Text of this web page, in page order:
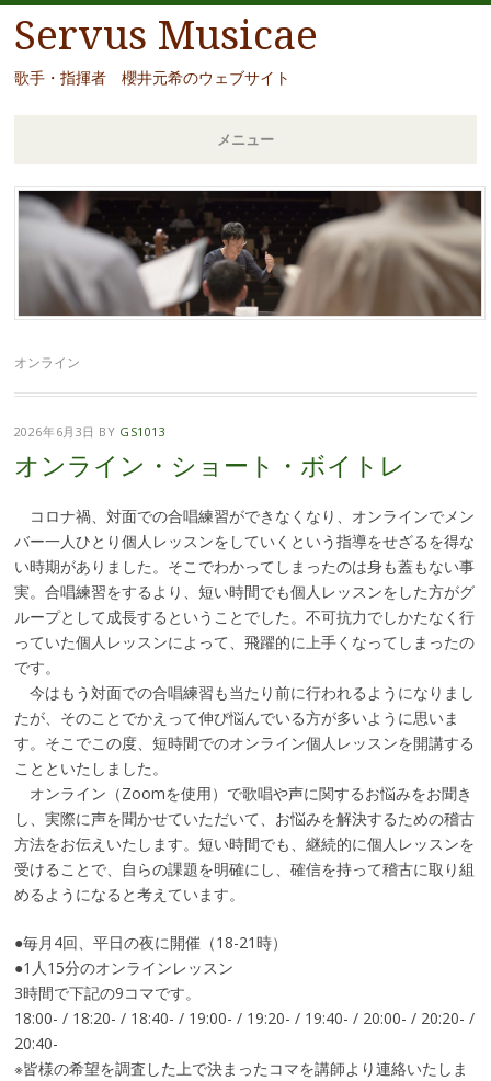
Servus Musicae
歌手・指揮者 櫻井元希のウェブサイト
メニュー
コ
ン
テ
移
オンライン
2026年6月3日 BY GS1013
オンライン・ショート・ボイトレ
コロナ禍、対面での合唱練習ができなくなり、オンラインでメン
バー一人ひとり個人レッスンをしていくという指導をせざるを得な
い時期がありました。そこでわかってしまったのは身も蓋もない事
実。合唱練習をするより、短い時間でも個人レッスンをした方がグ
ループとして成長するということでした。不可抗力でしかたなく行
っていた個人レッスンによって、飛躍的に上手くなってしまったの
です。
今はもう対面での合唱練習も当たり前に行われるようになりまし
たが、そのことでかえって伸び悩んでいる方が多いように思いま
す。そこでこの度、短時間でのオンライン個人レッスンを開講する
ことといたしました。
オンライン（Zoomを使用）で歌唱や声に関するお悩みをお聞き
し、実際に声を聞かせていただいて、お悩みを解決するための稽古
方法をお伝えいたします。短い時間でも、継続的に個人レッスンを
受けることで、自らの課題を明確にし、確信を持って稽古に取り組
めるようになると考えています。
●毎月4回、平日の夜に開催（18-21時）
●1人15分のオンラインレッスン
3時間で下記の9コマです。
18:00- / 18:20- / 18:40- / 19:00- / 19:20- / 19:40- / 20:00- / 20:20- /
20:40-
※皆様の希望を調査した上で決まったコマを講師より連絡いたしま